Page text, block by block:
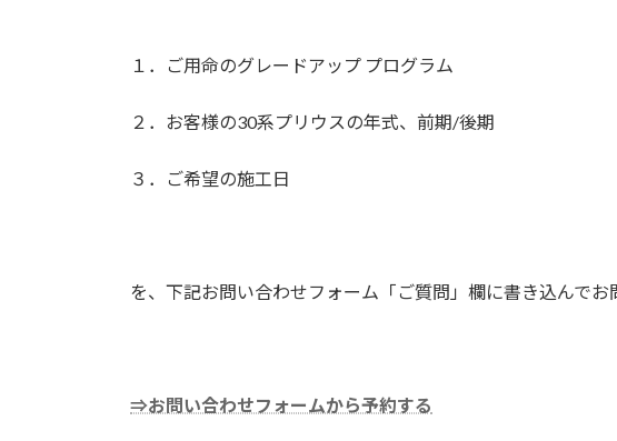
１．ご用命のグレードアップ プログラム
２．お客様の30系プリウスの年式、前期/後期
３．ご希望の施工日
を、下記お問い合わせフォーム「ご質問」欄に書き込んでお
⇒お問い合わせフォームから予約する